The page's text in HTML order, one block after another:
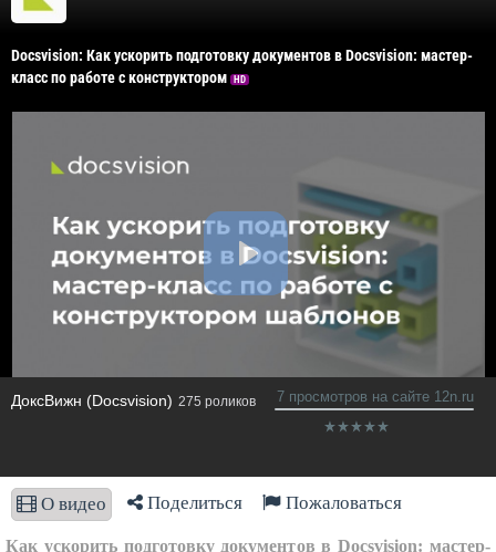
Docsvision: Как ускорить подготовку документов в Docsvision: мастер-
класс по работе с конструктором
HD
ДоксВижн (Docsvision) 275 роликов 7 просмотров на сайте 12n.ru
О видео Поделиться Пожаловаться
Как ускорить подготовку документов в Docsvision: мастер-